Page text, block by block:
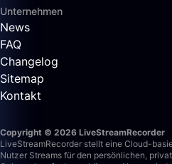
Unternehmen
News
FAQ
Changelog
Sitemap
Kontakt
Copyright © 2026 LiveStreamRecorder
LiveStreamRecorder stellt eine Cloud-
Nutzer Streams für den persönlichen,